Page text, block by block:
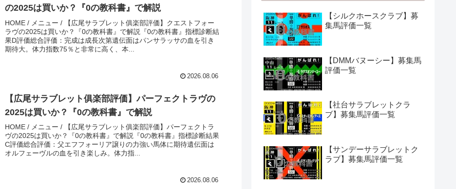
の2025は買いか？『0の教科書』で解説
HOME / メニュー / 【広尾サラブレット俱楽部評価】クエストフォー
ラヴの2025は買いか？『0の教科書』で解説『0の教科書』指標診断結
果D評価総合評価：完成は成長次第遺伝面はパンサラッサの血を引き
期待大。体力指数75％と非常に高く、本...
2026.08.06
【広尾サラブレット俱楽部評価】パーフェクトラヴの
2025は買いか？『0の教科書』で解説
HOME / メニュー / 【広尾サラブレット俱楽部評価】パーフェクトラ
ヴの2025は買いか？『0の教科書』で解説『0の教科書』指標診断結果
C評価総合評価：父エフフォーリア譲りの力強い馬体に期待遺伝面は
オルフェーヴルの血を引き楽しみ。体力指...
2026.08.06
【シルクホースクラブ】募
集馬評価一覧
【DMMバヌーシー】募集馬
評価一覧
【社台サラブレットクラ
ブ】募集馬評価一覧
【サンデーサラブレットク
ラブ】募集馬評価一覧